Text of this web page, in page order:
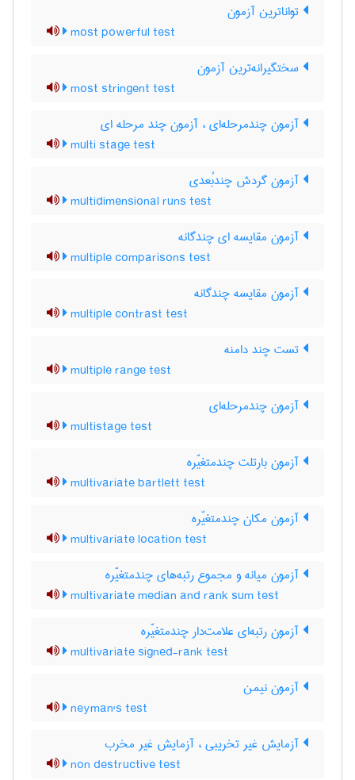
تواناترین آزمون
most powerful test
سختگیرانه‌ترین آزمون
most stringent test
آزمون چندمرحله‌ای ، آزمون چند مرحله ای
multi stage test
آزمون گردش چندبُعدی
multidimensional runs test
آزمون مقایسه ای چندگانه
multiple comparisons test
آزمون مقایسه چندگانه
multiple contrast test
تست چند دامنه
multiple range test
آزمون چندمرحله‌ای
multistage test
آزمون بارتلت چندمتغیّره
multivariate bartlett test
آزمون مکان چندمتغیّره
multivariate location test
آزمون میانه و مجموع رتبه‌های چندمتغیّره
multivariate median and rank sum test
آزمون رتبه‌ای علامت‌دار چندمتغیّره
multivariate signed-rank test
آزمون نیمن
neyman's test
آزمایش غیر تخریبی ، آزمایش غیر مخرب
non destructive test